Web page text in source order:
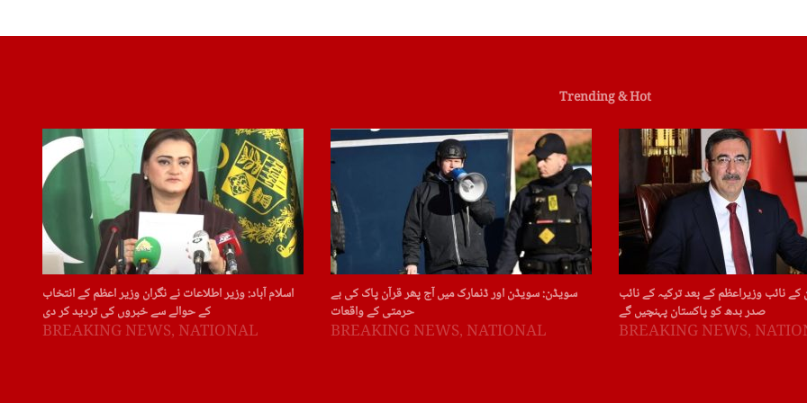
Trending & Hot
اسلام آباد: وزیر اطلاعات نے نگران وزیر اعظم کے انتخاب
کے حوالے سے خبروں کی تردید کر دی
BREAKING NEWS, NATIONAL
سویڈن: سویڈن اور ڈنمارک میں آج پھر قرآن پاک کی بے
حرمتی کے واقعات
BREAKING NEWS, NATIONAL
نائب وزیراعظم کے بعد ترکیہ کے نائب
صدر بدھ کو پاکستان پہنچیں گے
BREAKING NEWS,